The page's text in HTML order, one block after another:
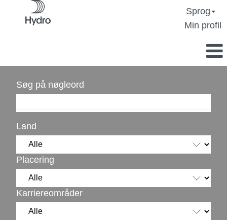
Sprog
Min profil
Søg på nøgleord
Land
Placering
Karriereområder